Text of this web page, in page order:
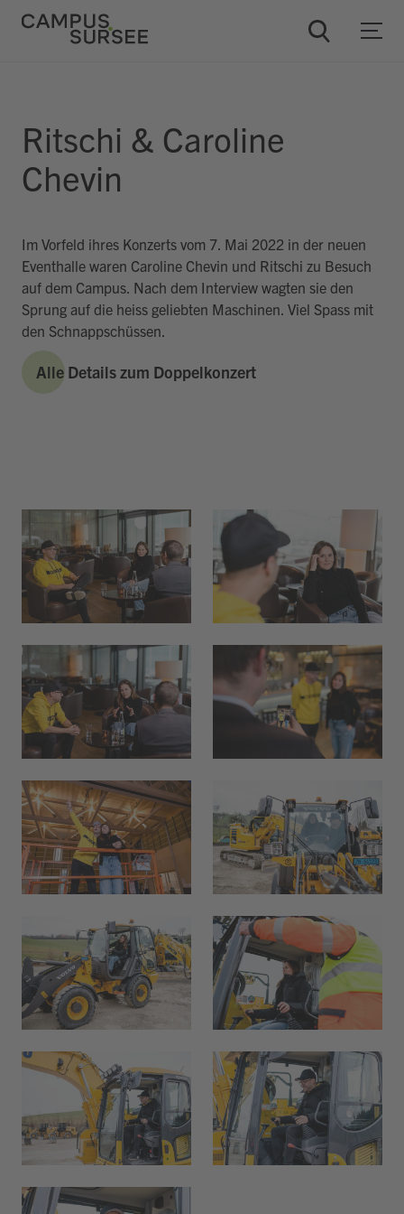
Ritschi & Caroline
Chevin
Im Vorfeld ihres Konzerts vom 7. Mai 2022 in der neuen
Eventhalle waren Caroline Chevin und Ritschi zu Besuch
auf dem Campus. Nach dem Interview wagten sie den
Sprung auf die heiss geliebten Maschinen. Viel Spass mit
den Schnappschüssen.
Alle Details zum Doppelkonzert